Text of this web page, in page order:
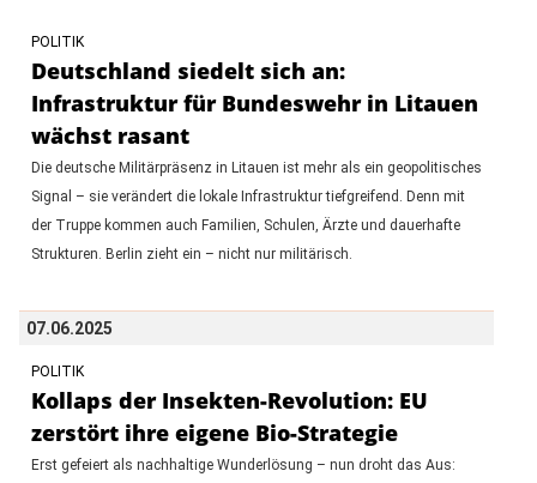
POLITIK
Deutschland siedelt sich an:
Infrastruktur für Bundeswehr in Litauen
wächst rasant
Die deutsche Militärpräsenz in Litauen ist mehr als ein geopolitisches
Signal – sie verändert die lokale Infrastruktur tiefgreifend. Denn mit
der Truppe kommen auch Familien, Schulen, Ärzte und dauerhafte
Strukturen. Berlin zieht ein – nicht nur militärisch.
07.06.2025
POLITIK
Kollaps der Insekten-Revolution: EU
zerstört ihre eigene Bio-Strategie
Erst gefeiert als nachhaltige Wunderlösung – nun droht das Aus: